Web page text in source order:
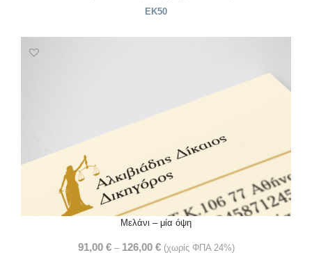
ΕΚ50
Μελάνι – μία όψη
91,00 € – 126,00 € (χωρίς ΦΠΑ 24%)